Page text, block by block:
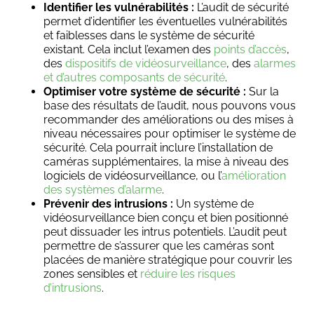
Identifier les vulnérabilités : L’audit de sécurité
permet d’identifier les éventuelles vulnérabilités
et faiblesses dans le système de sécurité
existant. Cela inclut l’examen des points d’accès,
desdispositifs de vidéosurveillance, desalarmes
et d’autres composants de sécurité.
Optimiser votre système de sécurité : Sur la
base des résultats de l’audit, nous pouvons vous
recommander des améliorations ou des mises à
niveau nécessaires pour optimiser le système de
sécurité. Cela pourrait inclure l’installation de
caméras supplémentaires, la mise à niveau des
logiciels de vidéosurveillance, ou l’amélioration
des systèmes d’alarme.
Prévenir des intrusions : Un système de
vidéosurveillance bien conçu et bien positionné
peut dissuader les intrus potentiels. L’audit peut
permettre de s’assurer que les caméras sont
placées de manière stratégique pour couvrir les
zones sensibles et réduire les risques
d’intrusions.